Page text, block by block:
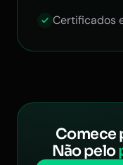
Certificados
Comece
Não pelo